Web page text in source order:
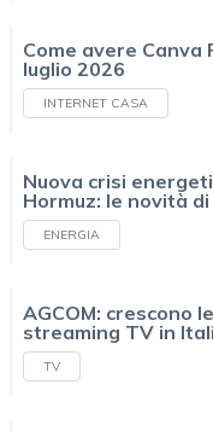
Come avere Canva
luglio 2026
INTERNET CASA
Nuova crisi
Hormuz: le novità
ENERGIA
AGCOM: crescono
streaming TV in
TV